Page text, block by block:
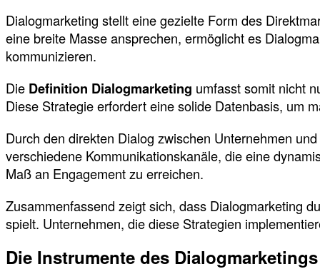
Dialogmarketing stellt eine gezielte Form des
eine breite Masse ansprechen, ermöglicht es
kommunizieren.
Die Definition Dialogmarketing umfasst somit nicht
Diese Strategie erfordert eine solide Datenbasis, um
Durch den direkten Dialog zwischen Unternehmen
verschiedene Kommunikationskanäle, die eine
Maß an Engagement zu erreichen.
Zusammenfassend zeigt sich, dass Dialogmarketing
spielt. Unternehmen, die diese Strategien
Die Instrumente des Dialogmarketings